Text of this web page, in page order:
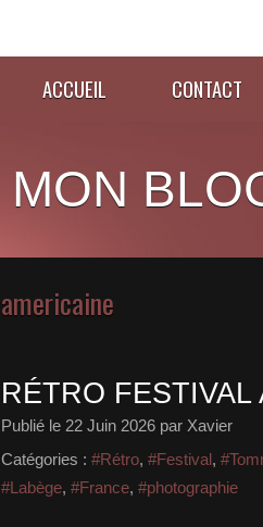
ACCUEIL CONTACT
MON
americaine
RÉTRO
Publié le 22 Juin 2026 par Xavier
Catégories : #Rétro, #Festival,
#Labège, #France, #photographie